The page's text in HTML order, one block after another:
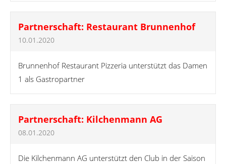
Partnerschaft: Restaurant Brunnenhof
10.01.2020
Brunnenhof Restaurant Pizzeria unterstützt das Damen
1 als Gastropartner
Partnerschaft: Kilchenmann AG
08.01.2020
Die Kilchenmann AG unterstützt den Club in der Saison